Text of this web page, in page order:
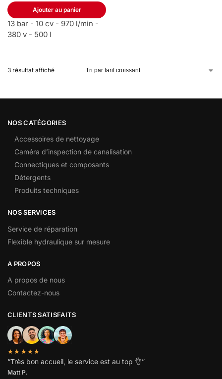
Ajouter au panier
13 bar - 10 cv - 970 l/min -
380 v - 500 l
3 résultat affiché
NOS CATÉGORIES
Accessoires de nettoyage
Caméra d’inspection de canalisation
Connectiques et composants
Détergents
Produits techniques
NOS SERVICES
Service de réparation
Flexible hydraulique sur mesure
A PROPOS
A propos de nous
Contactez-nous
CLIENTS SATISFAITS
★★★★★
“Très bon accueil, le service est au top 👌”
Matt P.